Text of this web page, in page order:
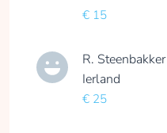
€ 15
R. Steenbakker
Ierland
€ 25